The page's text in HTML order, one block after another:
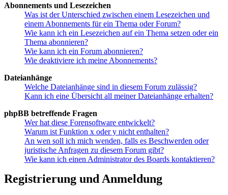
Abonnements und Lesezeichen
Was ist der Unterschied zwischen einem Lesezeichen und
einem Abonnements für ein Thema oder Forum?
Wie kann ich ein Lesezeichen auf ein Thema setzen oder ein
Thema abonnieren?
Wie kann ich ein Forum abonnieren?
Wie deaktiviere ich meine Abonnements?
Dateianhänge
Welche Dateianhänge sind in diesem Forum zulässig?
Kann ich eine Übersicht all meiner Dateianhänge erhalten?
phpBB betreffende Fragen
Wer hat diese Forensoftware entwickelt?
Warum ist Funktion x oder y nicht enthalten?
An wen soll ich mich wenden, falls es Beschwerden oder
juristische Anfragen zu diesem Forum gibt?
Wie kann ich einen Administrator des Boards kontaktieren?
Registrierung und Anmeldung